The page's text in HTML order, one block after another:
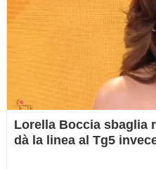
Lorella Boccia sbaglia
dà la linea al Tg5